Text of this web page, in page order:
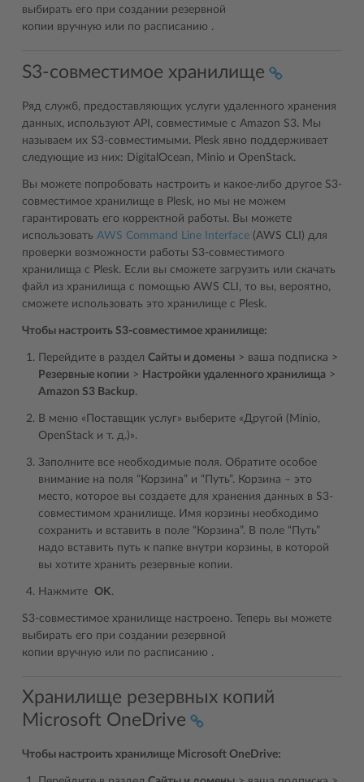
выбирать его при создании резервной
копии вручную или по расписанию .
S3-совместимое хранилище
Ряд служб, предоставляющих услуги удаленного хранения
данных, используют API, совместимые с Amazon S3. Мы
называем их S3-совместимыми. Plesk явно поддерживает
следующие из них: DigitalOcean, Minio и OpenStack.
Вы можете попробовать настроить и какое-либо другое S3-
совместимое хранилище в Plesk, но мы не можем
гарантировать его корректной работы. Вы можете
использовать AWS Command Line Interface (AWS CLI) для
проверки возможности работы S3-совместимого
хранилища с Plesk. Если вы сможете загрузить или скачать
файл из хранилища с помощью AWS CLI, то вы, вероятно,
сможете использовать это хранилище с Plesk.
Чтобы настроить S3-совместимое хранилище:
Перейдите в раздел Сайты и домены > ваша подписка >
Резервные копии > Настройки удаленного хранилища >
Amazon S3 Backup.
В меню «Поставщик услуг» выберите «Другой (Minio,
OpenStack и т. д.)».
Заполните все необходимые поля. Обратите особое
внимание на поля “Корзина” и “Путь”. Корзина – это
место, которое вы создаете для хранения данных в S3-
совместимом хранилище. Имя корзины необходимо
сохранить и вставить в поле “Корзина”. В поле “Путь”
надо вставить путь к папке внутри корзины, в которой
вы хотите хранить резервные копии.
Нажмите OK.
S3-совместимое хранилище настроено. Теперь вы можете
выбирать его при создании резервной
копии вручную или по расписанию .
Хранилище резервных копий
Microsoft OneDrive
Чтобы настроить хранилище Microsoft OneDrive: